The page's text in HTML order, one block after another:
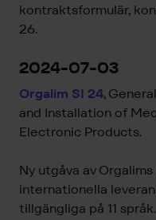
kontraktsformulär,
26.
2024-07-03
Orgalim SI 24,
and Installation of
Electronic Products.
Ny utgåva av
internationella
tillgängliga på 11 språk.